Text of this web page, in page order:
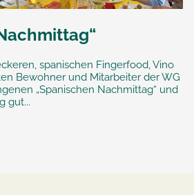
spanischen Fingerfood, Vino
Bewohner und Mitarbeiter der WG
„Spanischen Nachmittag“ und
gut...